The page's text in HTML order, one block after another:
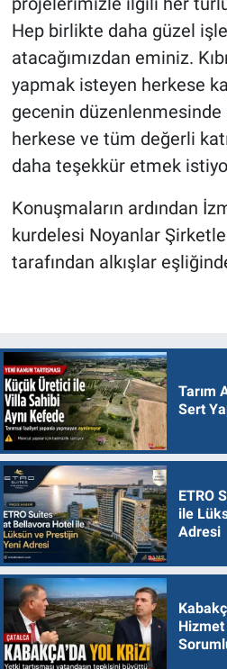
Hep birlikte daha güzel
atacağımızdan eminiz.
yapmak isteyen herkese
gecenin
herkese ve tüm değerli
daha teşekkür etmek
Konuşmaların ardından
kurdelesi Noyanlar
tarafından alkışlar
Tarım
Sert
ETRO
ile
Adresi